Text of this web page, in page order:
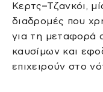
Κερτς–Τζανκόι,
διαδρομές που
για τη μεταφορά
καυσίμων και
επιχειρούν στο